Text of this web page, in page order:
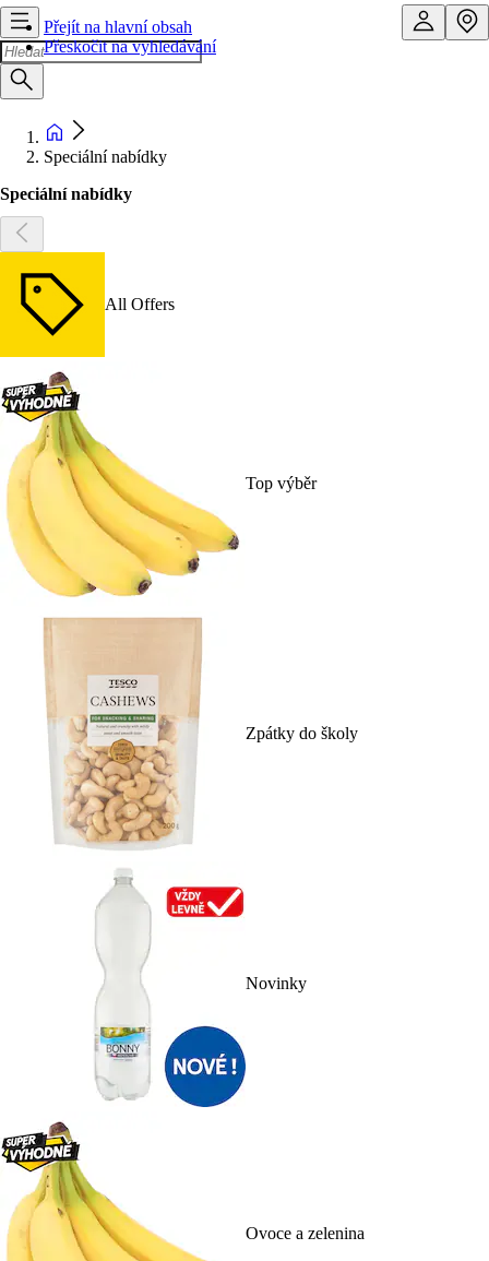
Přejít na hlavní obsah
Přeskočit na vyhledávání
Speciální nabídky
Speciální nabídky
All Offers
Top výběr
Zpátky do školy
Novinky
Ovoce a zelenina